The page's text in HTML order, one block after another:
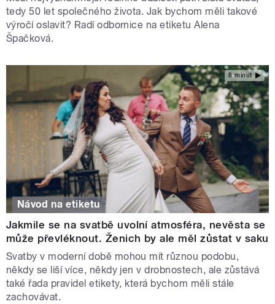
tedy 50 let společného života. Jak bychom měli takové
výročí oslavit? Radí odbornice na etiketu Alena
Špačková.
8 minut
Návod na etiketu
Jakmile se na svatbě uvolní atmosféra, nevěsta se
může převléknout. Ženich by ale měl zůstat v saku
Svatby v moderní době mohou mít různou podobu,
někdy se liší více, někdy jen v drobnostech, ale zůstává
také řada pravidel etikety, která bychom měli stále
zachovávat.